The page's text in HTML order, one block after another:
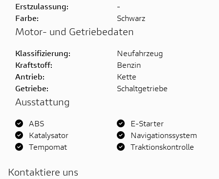
Erstzulassung:
-
Farbe:
Schwarz
Motor- und Getriebedaten
Klassifizierung:
Neufahrzeug
Kraftstoff:
Benzin
Antrieb:
Kette
Getriebe:
Schaltgetriebe
Ausstattung
ABS
E-Starter
Katalysator
Navigationssystem
Tempomat
Traktionskontrolle
Kontaktiere uns